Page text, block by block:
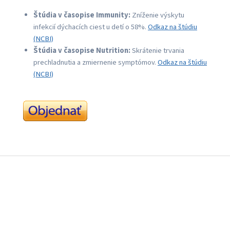
Štúdia v časopise Immunity:Zníženie výskytu
infekcií dýchacích ciest u detí o 58%.Odkaz na štúdiu
(NCBI)
Štúdia v časopise Nutrition:Skrátenie trvania
prechladnutia a zmiernenie symptómov.Odkaz na štúdiu
(NCBI)